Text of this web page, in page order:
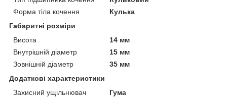
Форма тіла кочення
Кулька
Габаритні розміри
Висота
14 мм
Внутрішній діаметр
15 мм
Зовнішній діаметр
35 мм
Додаткові характеристики
Захисний ущільнювач
Гума